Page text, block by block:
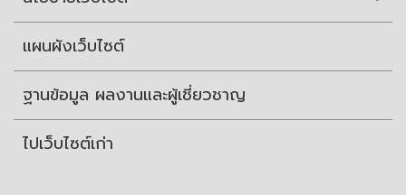
แผนผังเว็บไซต์
ฐานข้อมูล ผลงานและผู้เชี่ยวชาญ
ไปเว็บไซต์เก่า